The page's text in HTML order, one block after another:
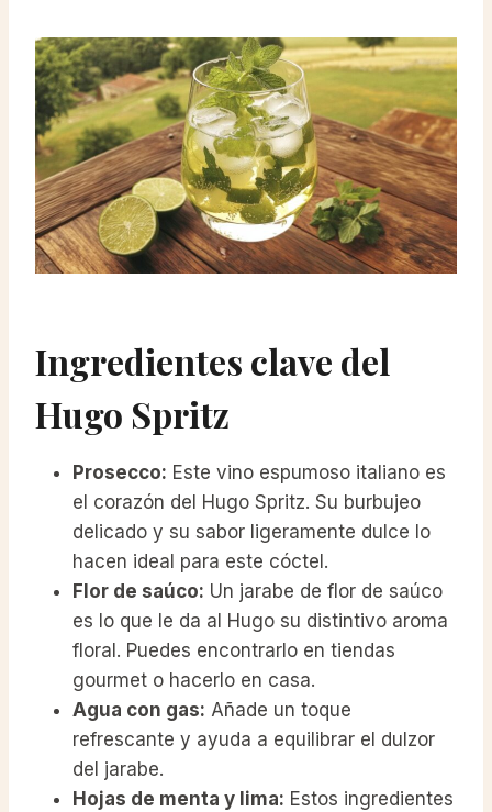
Ingredientes clave del
Hugo Spritz
Prosecco: Este vino espumoso italiano es
el corazón del Hugo Spritz. Su burbujeo
delicado y su sabor ligeramente dulce lo
hacen ideal para este cóctel.
Flor de saúco: Un jarabe de flor de saúco
es lo que le da al Hugo su distintivo aroma
floral. Puedes encontrarlo en tiendas
gourmet o hacerlo en casa.
Agua con gas: Añade un toque
refrescante y ayuda a equilibrar el dulzor
del jarabe.
Hojas de menta y lima: Estos ingredientes